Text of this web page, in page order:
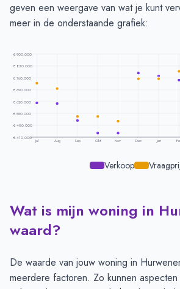
geven een weergave van wat je kunt
meer in de onderstaande grafiek:
€ 900.000
€ 830.000
€ 760.000
€ 690.000
€ 620.000
€ 550.000
€ 480.000
€ 410.000
Jul Aug Sep Okt Nov Dec Jan
Verkoop
Prijsontwikkeling per maand -Hurwenen
Maand
Vraagprijs
Verkoopprijs
Juli
September € 532.666 € 507.500
Wat is mijn woning in
waard?
De waarde van jouw woning in
meerdere factoren. Zo kunnen